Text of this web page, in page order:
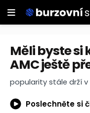
Měli byste si
AMC ještě
popularity stále drží v
Poslechněte si